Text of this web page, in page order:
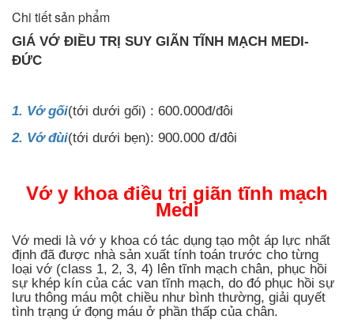
Chi tiết sản phẩm
GIÁ VỚ ĐIỀU TRỊ SUY GIÃN TĨNH MẠCH MEDI-
ĐỨC
1. Vớ gối(tới dưới gối) : 600.000đ/đôi
2. Vớ đùi(tới dưới bẹn): 900.000 đ/đôi
Vớ y khoa điều trị giãn tĩnh mạch
Medi
Vớ medi là vớ y khoa có tác dụng tạo một áp lực nhất
định đã được nhà sản xuất tính toán trước cho từng
loại vớ (class 1, 2, 3, 4) lên tĩnh mạch chân, phục hồi
sự khép kín của các van tĩnh mạch, do đó phục hồi sự
lưu thông máu một chiều như bình thường, giải quyết
tình trạng ứ đọng máu ở phần thấp của chân.